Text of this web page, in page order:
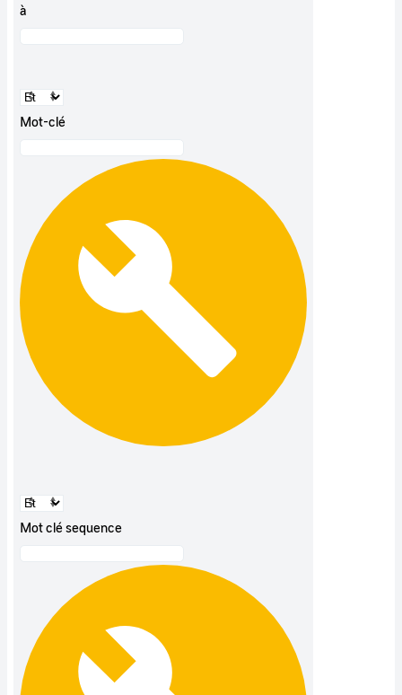
à
Mot-clé
Mot clé sequence